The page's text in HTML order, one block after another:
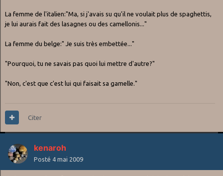
La femme de l'italien:"Ma, si j'avais su qu'il ne voulait plus de spaghettis,
je lui aurais fait des lasagnes ou des camellonis..."
La femme du belge:" Je suis très embettée..."
"Pourquoi, tu ne savais pas quoi lui mettre d'autre?"
"Non, c'est que c'est lui qui faisait sa gamelle."
Citer
kenaroh
Posté 4 mai 2009